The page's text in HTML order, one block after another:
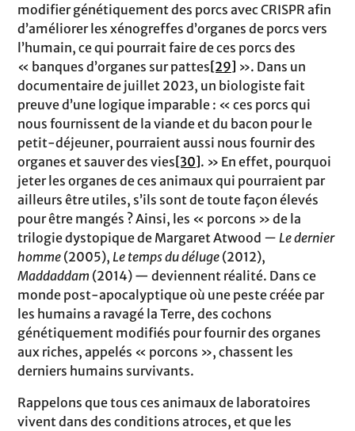
modifier génétiquement des porcs avec CRISPR afin
d’améliorer les xénogreffes d’organes de porcs vers
l’humain, ce qui pourrait faire de ces porcs des
« banques d’organes sur pattes[29] ». Dans un
documentaire de juillet 2023, un biologiste fait
preuve d’une logique imparable : « ces porcs qui
nous fournissent de la viande et du bacon pour le
petit-déjeuner, pourraient aussi nous fournir des
organes et sauver des vies[30]. » En effet, pourquoi
jeter les organes de ces animaux qui pourraient par
ailleurs être utiles, s’ils sont de toute façon élevés
pour être mangés ? Ainsi, les « porcons » de la
trilogie dystopique de Margaret Atwood — Le dernier
homme (2005), Le temps du déluge (2012),
Maddaddam (2014) — deviennent réalité. Dans ce
monde post-apocalyptique où une peste créée par
les humains a ravagé la Terre, des cochons
génétiquement modifiés pour fournir des organes
aux riches, appelés « porcons », chassent les
derniers humains survivants.
Rappelons que tous ces animaux de laboratoires
vivent dans des conditions atroces, et que les